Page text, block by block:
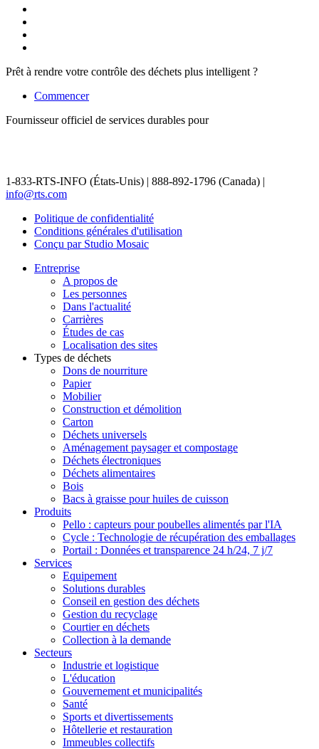
Prêt à rendre votre contrôle des déchets plus intelligent ?
Commencer
Fournisseur officiel de services durables pour
1-833-RTS-INFO (États-Unis) | 888-892-1796 (Canada) |
info@rts.com
Politique de confidentialité
Conditions générales d'utilisation
Conçu par Studio Mosaic
Entreprise
A propos de
Les personnes
Dans l'actualité
Carrières
Études de cas
Localisation des sites
Types de déchets
Dons de nourriture
Papier
Mobilier
Construction et démolition
Carton
Déchets universels
Aménagement paysager et compostage
Déchets électroniques
Déchets alimentaires
Bois
Bacs à graisse pour huiles de cuisson
Produits
Pello : capteurs pour poubelles alimentés par l'IA
Cycle : Technologie de récupération des emballages
Portail : Données et transparence 24 h/24, 7 j/7
Services
Equipement
Solutions durables
Conseil en gestion des déchets
Gestion du recyclage
Courtier en déchets
Collection à la demande
Secteurs
Industrie et logistique
L'éducation
Gouvernement et municipalités
Santé
Sports et divertissements
Hôtellerie et restauration
Immeubles collectifs